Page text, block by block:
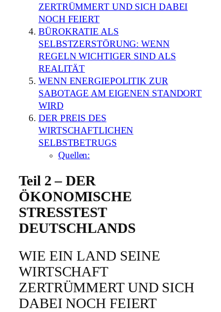
ZERTRÜMMERT UND SICH DABEI
NOCH FEIERT
BÜROKRATIE ALS
SELBSTZERSTÖRUNG: WENN
REGELN WICHTIGER SIND ALS
REALITÄT
WENN ENERGIEPOLITIK ZUR
SABOTAGE AM EIGENEN STANDORT
WIRD
DER PREIS DES
WIRTSCHAFTLICHEN
SELBSTBETRUGS
Quellen:
Teil 2 – DER
ÖKONOMISCHE
STRESSTEST
DEUTSCHLANDS
WIE EIN LAND SEINE
WIRTSCHAFT
ZERTRÜMMERT UND SICH
DABEI NOCH FEIERT